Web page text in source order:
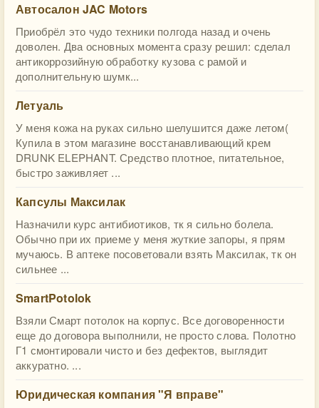
Автосалон JAC Motors
Приобрёл это чудо техники полгода назад и очень
доволен. Два основных момента сразу решил: сделал
антикоррозийную обработку кузова с рамой и
дополнительную шумк...
Летуаль
У меня кожа на руках сильно шелушится даже летом(
Купила в этом магазине восстанавливающий крем
DRUNK ELEPHANT. Средство плотное, питательное,
быстро заживляет ...
Капсулы Максилак
Назначили курс антибиотиков, тк я сильно болела.
Обычно при их приеме у меня жуткие запоры, я прям
мучаюсь. В аптеке посоветовали взять Максилак, тк он
сильнее ...
SmartPotolok
Взяли Смарт потолок на корпус. Все договоренности
еще до договора выполнили, не просто слова. Полотно
Г1 смонтировали чисто и без дефектов, выглядит
аккуратно. ...
Юридическая компания "Я вправе"